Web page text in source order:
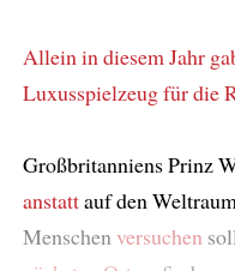
Allein in diesem Jahr
Luxusspielzeugfür die
Großbritanniens Prinz
anstattauf den
Menschen versuchen